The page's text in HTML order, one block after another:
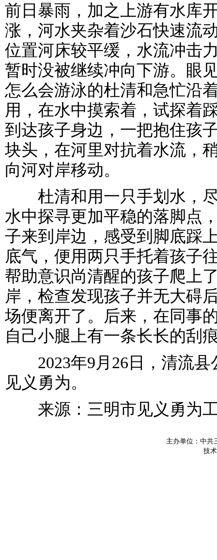
前日暴雨，加之上游有水库
涨，河水夹杂着沙石快速流
位置河床较平缓，水流冲击
暂时没被继续冲向下游。眼
怎么会游泳的杜清和急忙沿
用，在水中摸索着，试探着
到达孩子身边，一把抱住孩
块头，在河里对抗着水流，
向河对岸移动。
杜清和用一只手划水，尽
水中探寻更加平稳的落脚点
子来到岸边，感受到脚底踩
底气，便用两只手托着孩子
帮助意识尚清醒的孩子爬上
岸，检查发现孩子并无大碍
场便离开了。后来，在同事
自己小腿上有一条长长的刮
2023年9月26日，清流县
见义勇为。
来源：三明市见义勇为
主办单位：中
技